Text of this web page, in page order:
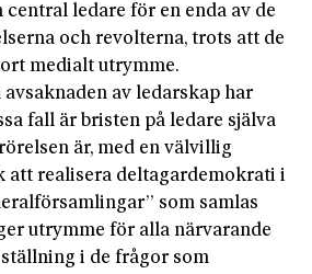
central ledare för en enda av de
och revolterna, trots att de
medialt utrymme.
avsaknaden av ledarskap har
fall är bristen på ledare själva
är, med en välvillig
att realisera deltagardemokrati i
som samlas
utrymme för alla närvarande
i de frågor som